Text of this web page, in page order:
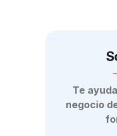
Te
negocio